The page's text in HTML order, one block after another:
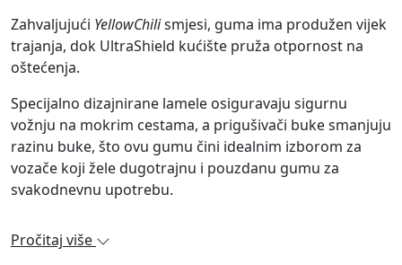
Zahvaljujući YellowChilismjesi, guma ima produžen vijek
trajanja, dok UltraShield kućište pruža otpornost na
oštećenja.
Specijalno dizajnirane lamele osiguravaju sigurnu
vožnju na mokrim cestama, a prigušivači buke smanjuju
razinu buke, što ovu gumu čini idealnim izborom za
vozače koji žele dugotrajnu i pouzdanu gumu za
svakodnevnu upotrebu.
Pročitaj više